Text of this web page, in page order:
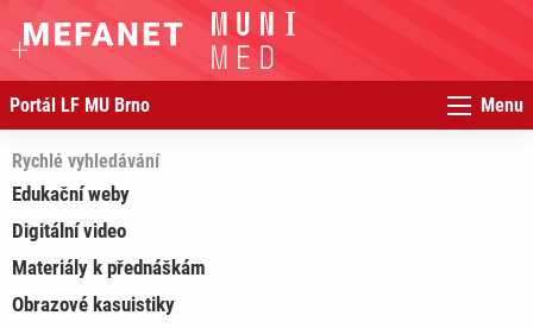
Portál LF MU Brno Menu
Rychlé vyhledávání
Edukační weby
Digitální video
Materiály k přednáškám
Obrazové kasuistiky